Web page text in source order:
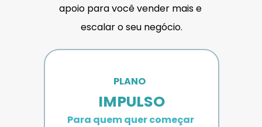
apoio para você vender mais e
escalar o seu negócio.
PLANO
IMPULSO
Para quem quer começar